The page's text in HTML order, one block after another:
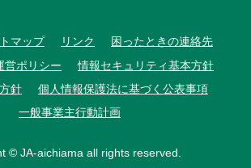
マップ リンク
困ったときの連絡先
営ポリシー
情報セキュリティ基本方針
針
個人情報保護法に基づく公表事項
一般事業主行動計画
© JA-aichiama all rights reserved.